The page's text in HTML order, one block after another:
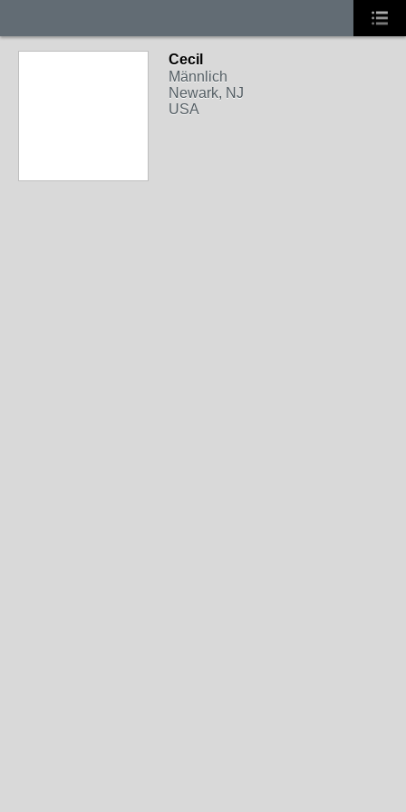
Cecil
Männlich
Newark, NJ
USA